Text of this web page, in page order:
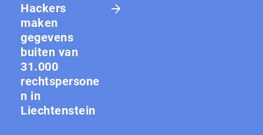
Hackers
maken
gegevens
buiten van
31.000
rechtspersone
n in
Liechtenstein